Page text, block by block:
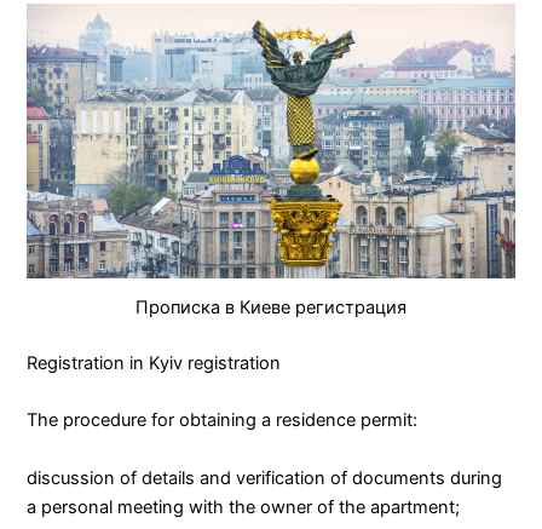
Прописка в Киеве регистрация
Registration in Kyiv registration
The procedure for obtaining a residence permit:
discussion of details and verification of documents during
a personal meeting with the owner of the apartment;